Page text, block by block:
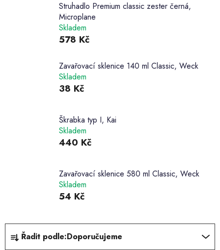
Struhadlo Premium classic zester černá,
Microplane
Skladem
578 Kč
Zavařovací sklenice 140 ml Classic, Weck
Skladem
38 Kč
Škrabka typ I, Kai
Skladem
440 Kč
Zavařovací sklenice 580 ml Classic, Weck
Skladem
54 Kč
Ř Řadit podle:Doporučujeme